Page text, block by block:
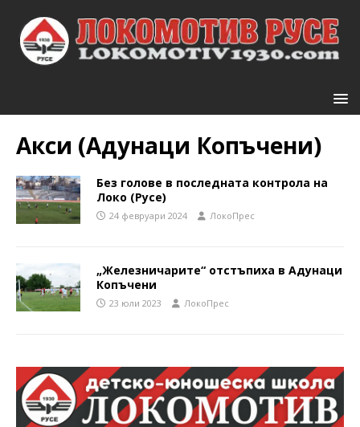
Акси (Адунаци Копъчени)
Без голове в последната контрола на
Локо (Русе)
24 февруари 2024 ЛокоПрес
„Железничарите“ отстъпиха в Адунаци
Копъчени
23 юли 2023 ЛокоПрес